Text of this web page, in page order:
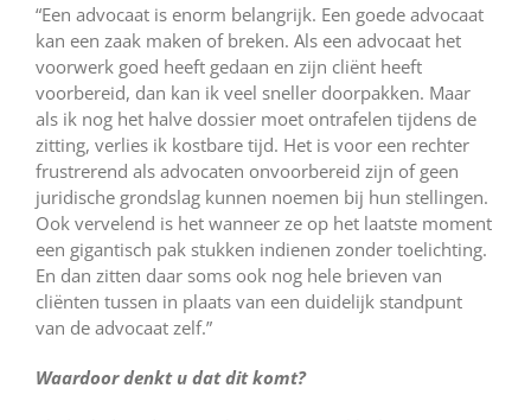
“Een advocaat is enorm belangrijk. Een goede advocaat
kan een zaak maken of breken. Als een advocaat het
voorwerk goed heeft gedaan en zijn cliënt heeft
voorbereid, dan kan ik veel sneller doorpakken. Maar
als ik nog het halve dossier moet ontrafelen tijdens de
zitting, verlies ik kostbare tijd. Het is voor een rechter
frustrerend als advocaten onvoorbereid zijn of geen
juridische grondslag kunnen noemen bij hun stellingen.
Ook vervelend is het wanneer ze op het laatste moment
een gigantisch pak stukken indienen zonder toelichting.
En dan zitten daar soms ook nog hele brieven van
cliënten tussen in plaats van een duidelijk standpunt
van de advocaat zelf.”
Waardoor denkt u dat dit komt?